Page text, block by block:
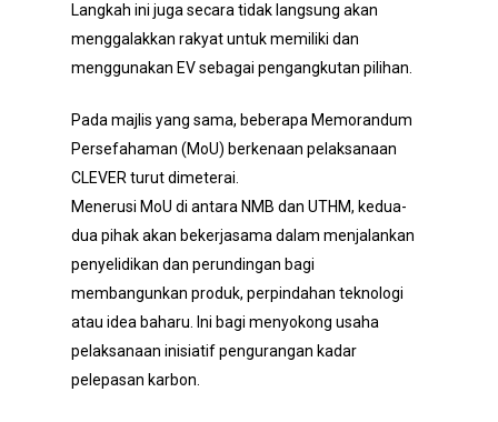
Langkah ini juga secara tidak langsung akan
menggalakkan rakyat untuk memiliki dan
menggunakan EV sebagai pengangkutan pilihan.
Pada majlis yang sama, beberapa Memorandum
Persefahaman (MoU) berkenaan pelaksanaan
CLEVER turut dimeterai.
Menerusi MoU di antara NMB dan UTHM, kedua-
dua pihak akan bekerjasama dalam menjalankan
penyelidikan dan perundingan bagi
membangunkan produk, perpindahan teknologi
atau idea baharu. Ini bagi menyokong usaha
pelaksanaan inisiatif pengurangan kadar
pelepasan karbon.